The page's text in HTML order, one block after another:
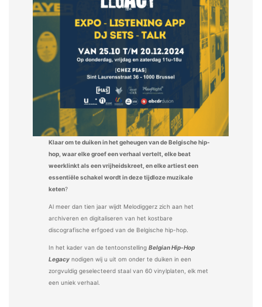
Klaar om te duiken in het geheugen van de Belgische hip-
hop, waar elke groef een verhaal vertelt, elke beat
weerklinkt als een vrijheidskreet, en elke artiest een
essentiële schakel wordt in deze tijdloze muzikale
keten?
Al meer dan tien jaar wijdt Melodiggerz zich aan het
archiveren en digitaliseren van het kostbare
discografische erfgoed van de Belgische hip-hop.
In het kader van de tentoonstellingBelgian Hip-Hop
Legacy nodigen wij u uit om onder te duiken in een
zorgvuldig geselecteerd staal van 60 vinylplaten, elk met
een uniek verhaal.